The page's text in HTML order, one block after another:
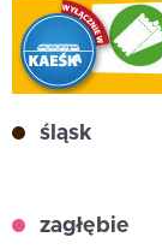
śląsk
zagłębie